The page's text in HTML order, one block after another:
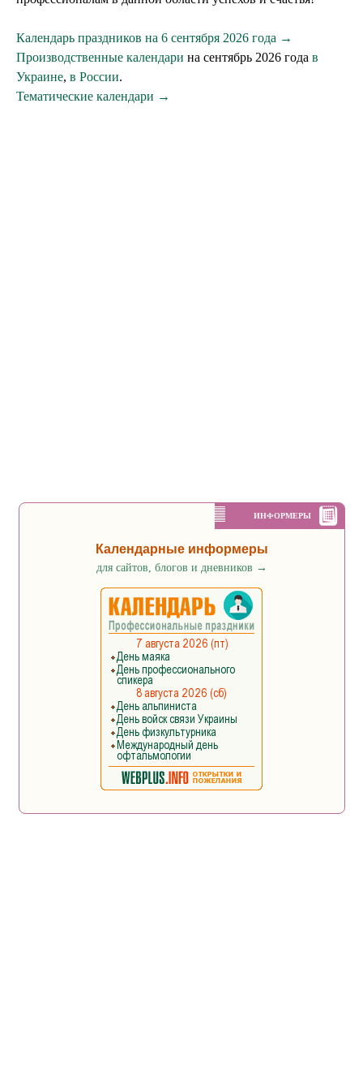
Календарь праздников на 6 сентября 2026 года →
Производственные календари на сентябрь 2026 года в
Украине, в России.
Тематические календари →
ИНФОРМЕРЫ
Календарные информеры
для сайтов, блогов и дневников →